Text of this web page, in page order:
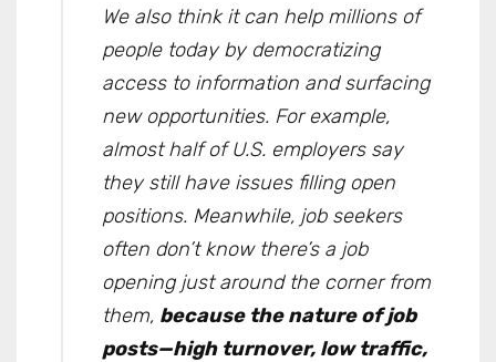
We also think it can help millions of
people today by democratizing
access to information and surfacing
new opportunities. For example,
almost half of U.S. employers say
they still have issues filling open
positions. Meanwhile, job seekers
often don’t know there’s a job
opening just around the corner from
them, because the nature of job
posts—high turnover, low traffic,